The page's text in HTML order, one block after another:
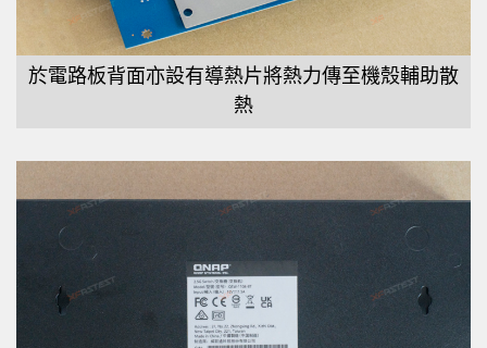
於電路板背面亦設有導熱片將熱力傳至機殼輔助散
熱